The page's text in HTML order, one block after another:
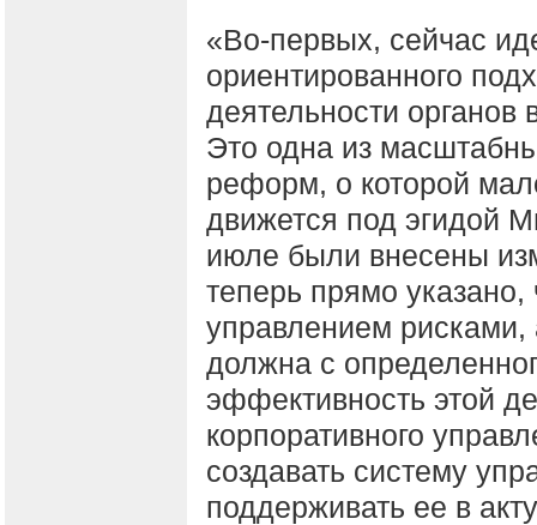
«Во-первых, сейчас
ориентированного
деятельности органов
Это одна из
реформ, о которой
движется под эгидой
июле были внесены
теперь прямо
управлением рисками,
должна с
эффективность этой
корпоративного
создавать систему
поддерживать ее в